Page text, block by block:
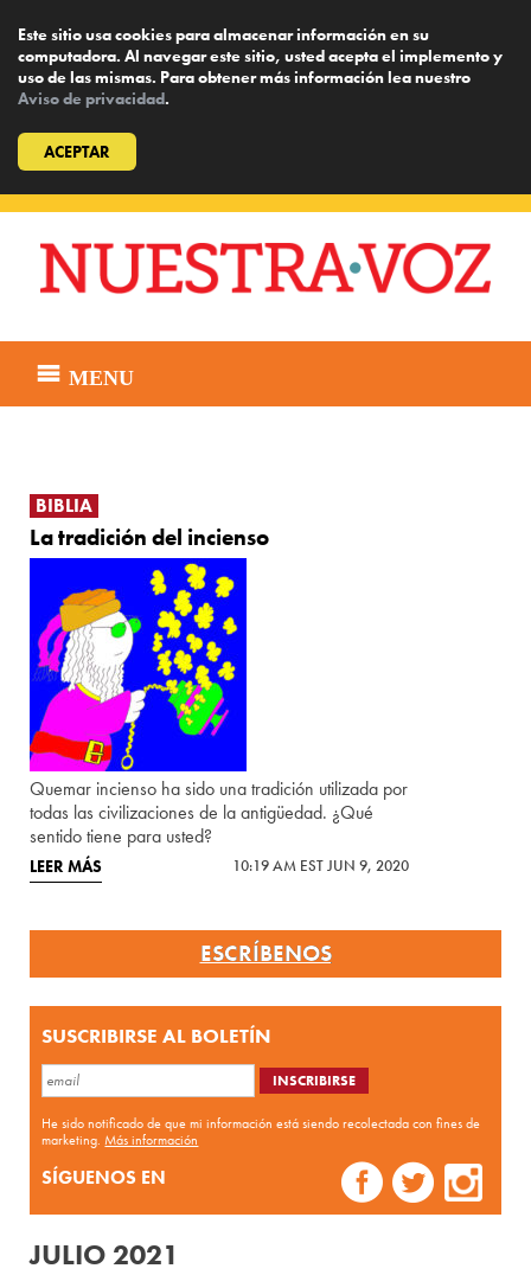
Este sitio usa cookies para almacenar información en su
computadora. Al navegar este sitio, usted acepta el implemento y
uso de las mismas. Para obtener más información lea nuestro
Aviso de privacidad.
ACEPTAR
content
MENU
BIBLIA
La tradición del incienso
Quemar incienso ha sido una tradición utilizada por
todas las civilizaciones de la antigüedad. ¿Qué
sentido tiene para usted?
LEER MÁS 10:19 AM EST JUN 9, 2020
ESCRÍBENOS
SUSCRIBIRSE AL BOLETÍN
He sido notificado de que mi información está siendo recolectada con fines de
marketing.Más información
SÍGUENOS EN
JULIO 2021